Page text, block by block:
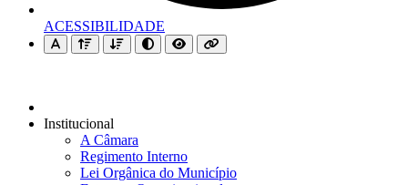
ACESSIBILIDADE
Institucional
A Câmara
Regimento Interno
Lei Orgânica do Município